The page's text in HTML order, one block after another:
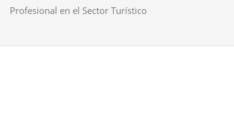
Profesional en el Sector Turístico